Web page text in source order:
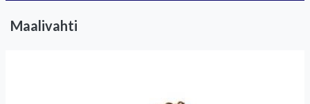
Maalivahti